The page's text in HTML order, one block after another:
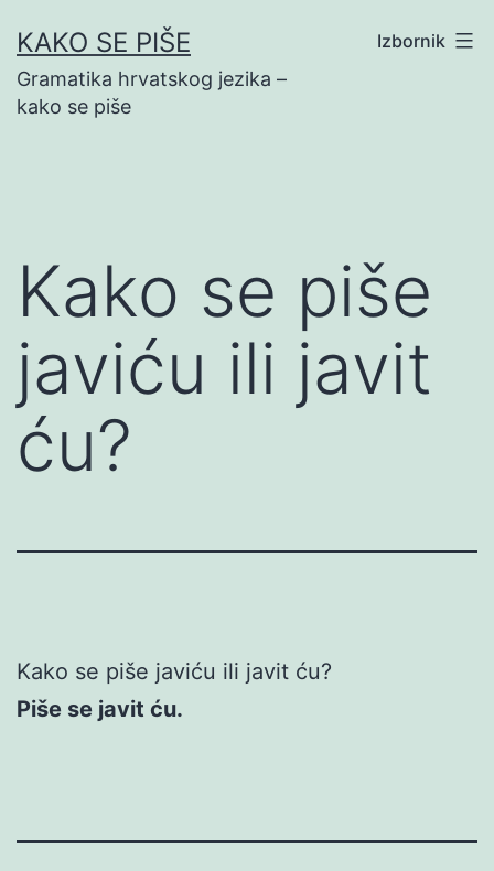
na
sadržaj
KAKO SE PIŠE
Gramatika hrvatskog jezika –
kako se piše
Izbornik
Kako se piše
javiću ili javit
ću?
Kako se piše javiću ili javit ću?
Piše se javit ću.